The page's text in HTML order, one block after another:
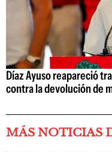
Díaz Ayuso reapareció
contra la devolución de
MÁS NOTICIAS